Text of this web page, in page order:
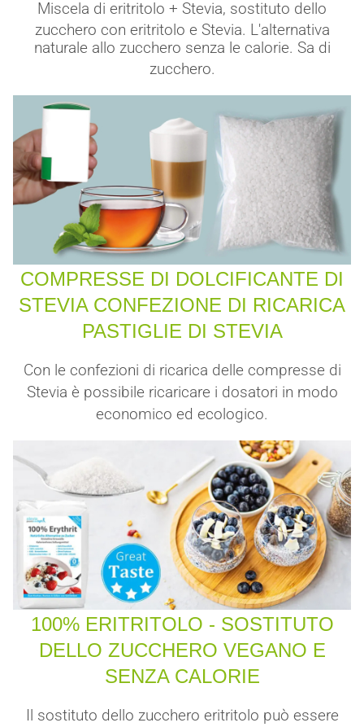
Miscela di eritritolo + Stevia, sostituto dello
zucchero con eritritolo e Stevia. L'alternativa
naturale allo zucchero senza le calorie. Sa di
zucchero.
COMPRESSE DI DOLCIFICANTE DI
STEVIA CONFEZIONE DI RICARICA
PASTIGLIE DI STEVIA
Con le confezioni di ricarica delle compresse di
Stevia è possibile ricaricare i dosatori in modo
economico ed ecologico.
100% ERITRITOLO - SOSTITUTO
DELLO ZUCCHERO VEGANO E
SENZA CALORIE
Il sostituto dello zucchero eritritolo può essere